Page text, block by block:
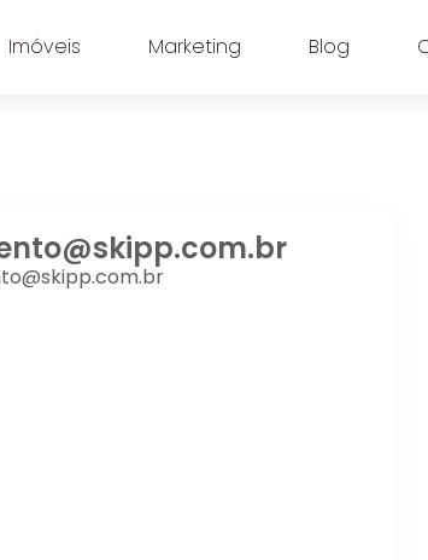
Imóveis Marketing Blog